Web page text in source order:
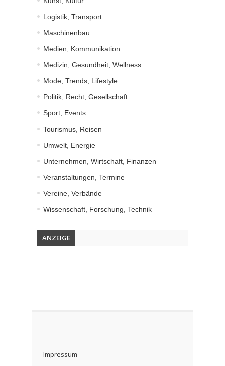
Logistik, Transport
Maschinenbau
Medien, Kommunikation
Medizin, Gesundheit, Wellness
Mode, Trends, Lifestyle
Politik, Recht, Gesellschaft
Sport, Events
Tourismus, Reisen
Umwelt, Energie
Unternehmen, Wirtschaft, Finanzen
Veranstaltungen, Termine
Vereine, Verbände
Wissenschaft, Forschung, Technik
ANZEIGE
Impressum